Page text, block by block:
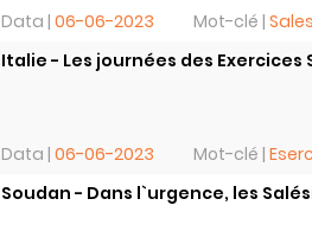
Data |06-06-2023 Mot-clé |
Italie - Les journées des
Data |06-06-2023 Mot-clé |
Soudan - Dans l`urgence, les